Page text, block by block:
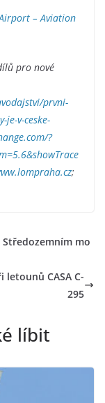
– Aviation
pro nové
prvni-
je-v-ceske-
?
;
Středozemním mo
CASA C-
295
líbit